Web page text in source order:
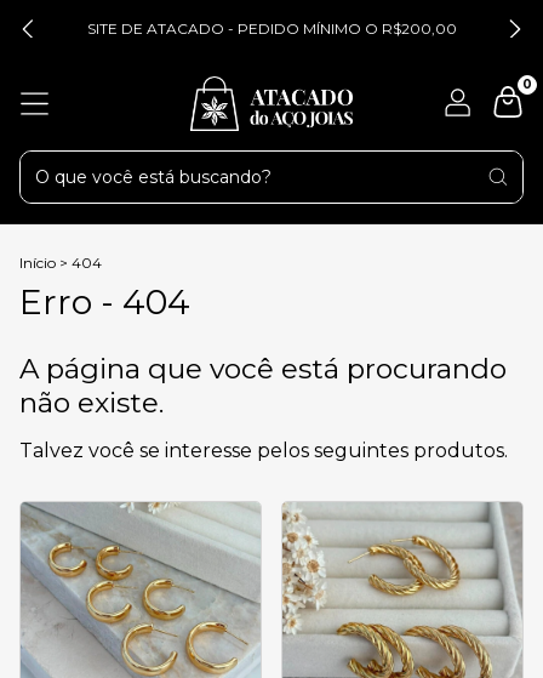
SITE DE ATACADO - PEDIDO MÍNIMO O R$200,00
0
Início > 404
Erro - 404
A página que você está procurando
não existe.
Talvez você se interesse pelos seguintes produtos.